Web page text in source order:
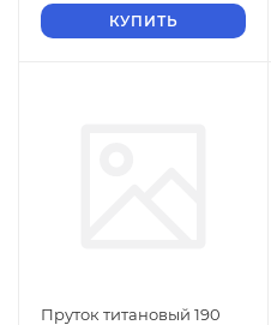
КУПИТЬ
Пруток титановый 190